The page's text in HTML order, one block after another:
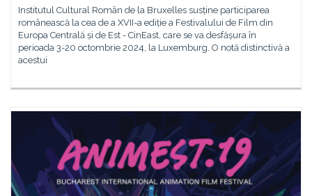
Institutul Cultural Român de la Bruxelles susține participarea
românească la cea de a XVII-a ediție a Festivalului de Film din
Europa Centrală și de Est - CinEast, care se va desfășura în
perioada 3-20 octombrie 2024, la Luxemburg. O notă distinctivă a
acestui